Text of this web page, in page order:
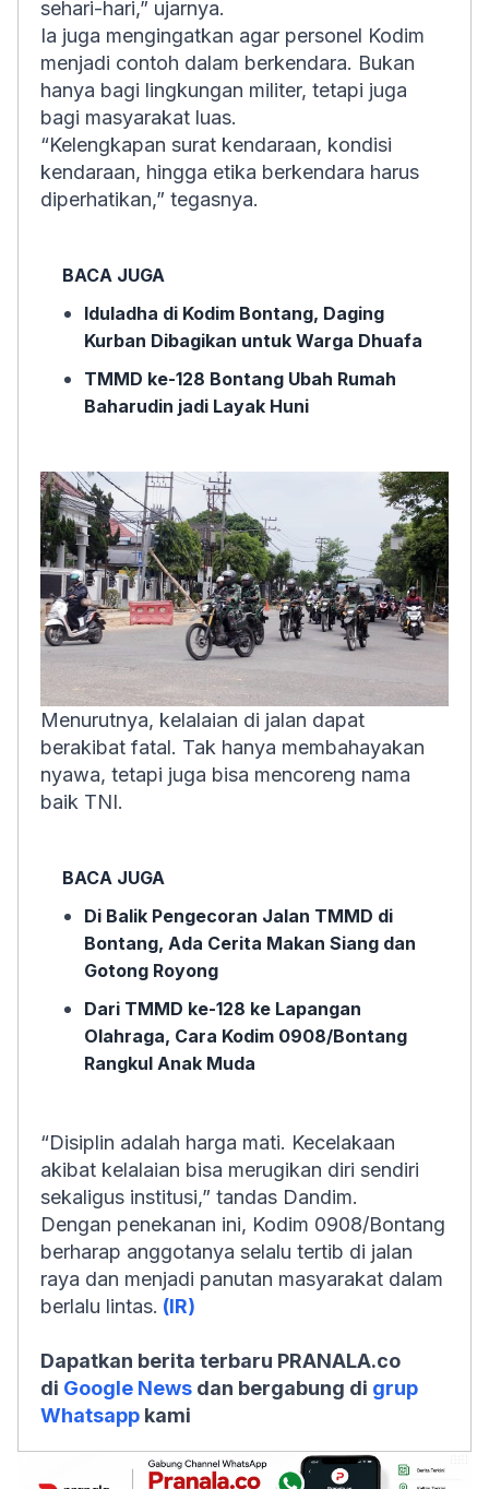
sehari-hari,” ujarnya.
Ia juga mengingatkan agar personel Kodim
menjadi contoh dalam berkendara. Bukan
hanya bagi lingkungan militer, tetapi juga
bagi masyarakat luas.
“Kelengkapan surat kendaraan, kondisi
kendaraan, hingga etika berkendara harus
diperhatikan,” tegasnya.
BACA JUGA
Iduladha di Kodim Bontang, Daging
Kurban Dibagikan untuk Warga Dhuafa
TMMD ke-128 Bontang Ubah Rumah
Baharudin jadi Layak Huni
Menurutnya, kelalaian di jalan dapat
berakibat fatal. Tak hanya membahayakan
nyawa, tetapi juga bisa mencoreng nama
baik TNI.
BACA JUGA
Di Balik Pengecoran Jalan TMMD di
Bontang, Ada Cerita Makan Siang dan
Gotong Royong
Dari TMMD ke-128 ke Lapangan
Olahraga, Cara Kodim 0908/Bontang
Rangkul Anak Muda
“Disiplin adalah harga mati. Kecelakaan
akibat kelalaian bisa merugikan diri sendiri
sekaligus institusi,” tandas Dandim.
Dengan penekanan ini, Kodim 0908/Bontang
berharap anggotanya selalu tertib di jalan
raya dan menjadi panutan masyarakat dalam
berlalu lintas. (IR)
Dapatkan berita terbaru PRANALA.co
di Google News dan bergabung di grup
Whatsapp kami